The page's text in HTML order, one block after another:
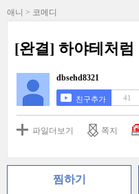
애니 > 코메디
[완결] 하야테처럼
dbsehd8321
친구추가 41
파일더보기 쪽지
찜하기